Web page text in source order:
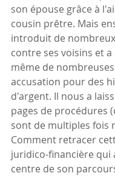
son épouse grâce à
cousin prêtre. Mais
introduit de
contre ses voisins et
même de
accusation pour des
d'argent. Il nous a
pages de procédures
sont de multiples fois
Comment retracer
juridico-financière qui
centre de son